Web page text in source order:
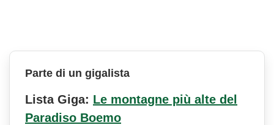
Parte di un gigalista
Lista Giga: Le montagne più alte del
Paradiso Boemo